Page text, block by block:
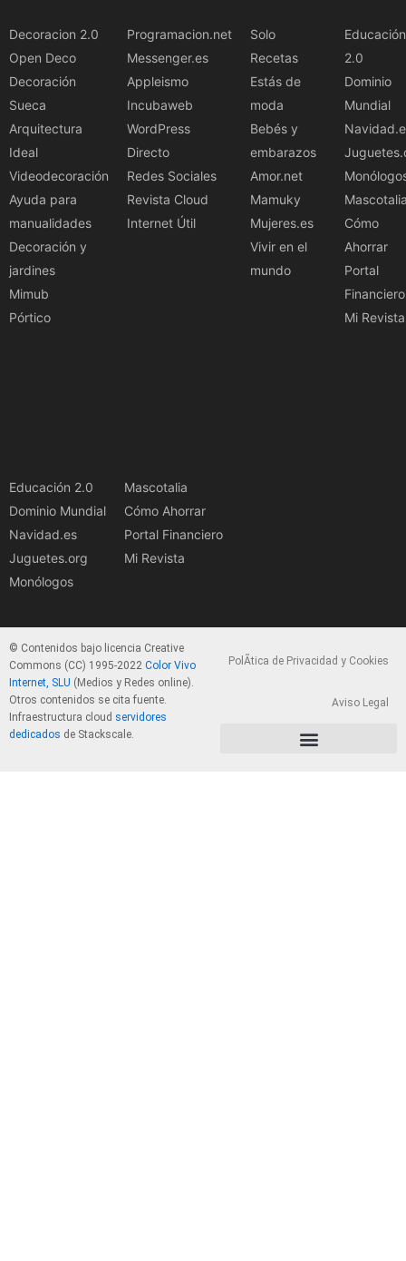
Decoracion 2.0
Open Deco
Decoración
Sueca
Arquitectura
Ideal
Videodecoración
Ayuda para
manualidades
Decoración y
jardines
Mimub
Pórtico
Programacion.net
Messenger.es
Appleismo
Incubaweb
WordPress
Directo
Redes Sociales
Revista Cloud
Internet Útil
Solo
Recetas
Estás de
moda
Bebés y
embarazos
Amor.net
Mamuky
Mujeres.es
Vivir en el
mundo
Educación
2.0
Dominio
Mundial
Cómo
Ahorrar
Portal
Financiero
Mi Revista
Educación 2.0
Dominio Mundial
Navidad.es
Juguetes.org
Monólogos
Mascotalia
Cómo Ahorrar
Portal Financiero
Mi Revista
© Contenidos bajo licencia Creative
Commons (CC) 1995-2022 Color Vivo
Internet, SLU (Medios y Redes online).
Otros contenidos se cita fuente.
Infraestructura cloud servidores
dedicados de Stackscale.
PolÃ­tica de Privacidad y Cookies
Aviso Legal